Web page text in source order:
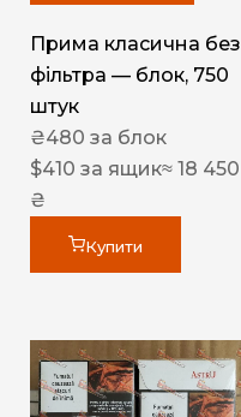
Прима класична без
фільтра — блок, 750
штук
₴480 за блок
$410 за ящик≈ 18 450
₴
Купити